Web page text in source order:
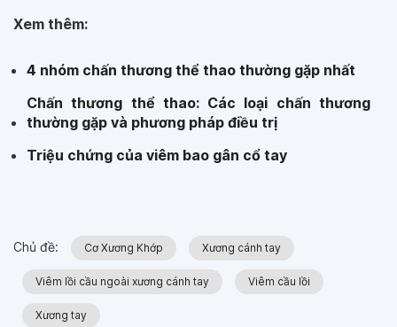
Xem thêm:
4 nhóm chấn thương thể thao thường gặp nhất
Chấn thương thể thao: Các loại chấn thương
thường gặp và phương pháp điều trị
Triệu chứng của viêm bao gân cổ tay
Chủ đề: Cơ Xương Khớp Xương cánh tay
Viêm lồi cầu ngoài xương cánh tay Viêm cầu lồi
Xương tay